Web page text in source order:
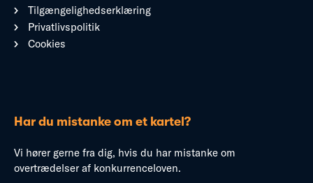
Tilgængelighedserklæring
Privatlivspolitik
Cookies
Har du mistanke om et kartel?
Vi hører gerne fra dig, hvis du har mistanke om
overtrædelser af konkurrenceloven.